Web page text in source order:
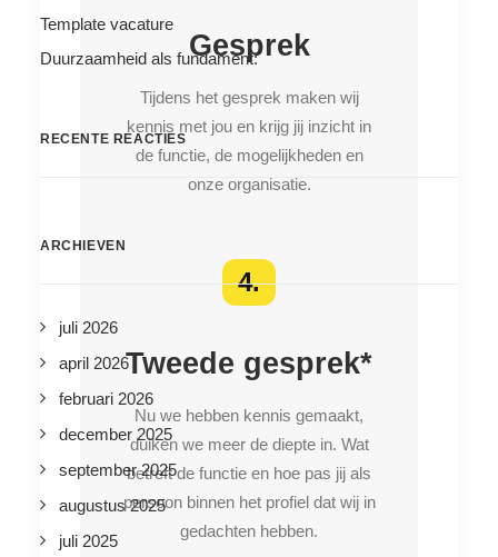
Gesprek
Tijdens het gesprek maken wij
kennis met jou en krijg jij inzicht in
de functie, de mogelijkheden en
onze organisatie.
4.
Tweede gesprek*
Nu we hebben kennis gemaakt,
duiken we meer de diepte in. Wat
betreft de functie en hoe pas jij als
persoon binnen het profiel dat wij in
gedachten hebben.
Template vacature
Duurzaamheid als fundament:
RECENTE REACTIES
ARCHIEVEN
juli 2026
april 2026
februari 2026
december 2025
september 2025
augustus 2025
juli 2025